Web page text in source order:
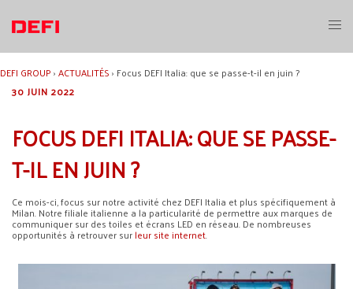
contenu
DEFI GROUP›ACTUALITÉS› Focus DEFI Italia: que se passe-t-il en juin ?
30 JUIN 2022
FOCUS DEFI ITALIA: QUE SE PASSE-
T-IL EN JUIN ?
Ce mois-ci, focus sur notre activité chez DEFI Italia et plus spécifiquement à
Milan. Notre filiale italienne a la particularité de permettre aux marques de
communiquer sur des toiles et écrans LED en réseau. De nombreuses
opportunités à retrouver surleur site internet.